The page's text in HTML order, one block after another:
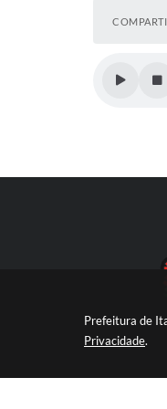
Prefeitura de
Privacidade.